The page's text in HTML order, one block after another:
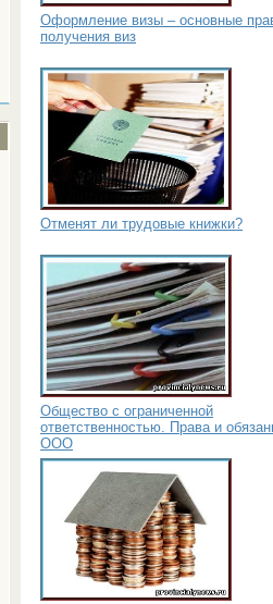
Оформление визы – основные
получения виз
Отменят ли трудовые книжки?
Общество с ограниченной
ответственностью. Права и
ООО